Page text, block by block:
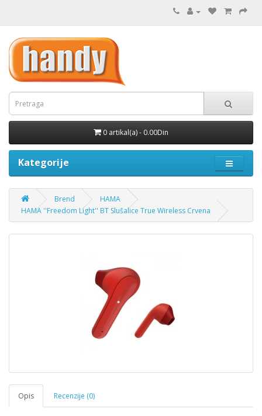
0 artikal(a) - 0.00Din
Kategorije
Brend
HAMA
HAMA ''Freedom Light'' BT Slušalice True Wireless Crvena
Opis Recenzije (0)